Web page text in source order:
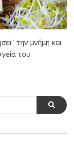
την μνήμη και
του